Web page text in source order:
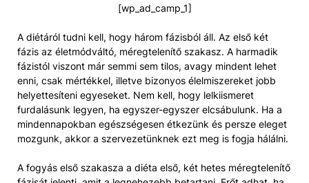
[wp_ad_camp_1]
A diétáról tudni kell, hogy három fázisból áll. Az első két
fázis az életmódváltó, méregtelenítő szakasz. A harmadik
fázistól viszont már semmi sem tilos, avagy mindent lehet
enni, csak mértékkel, illetve bizonyos élelmiszereket jobb
helyettesíteni egyeseket. Nem kell, hogy lelkiismeret
furdalásunk legyen, ha egyszer-egyszer elcsábulunk. Ha a
mindennapokban egészségesen étkezünk és persze eleget
mozgunk, akkor a szervezetünknek ezt meg is fogja hálálni.
A fogyás első szakasza a diéta első, két hetes méregtelenítő